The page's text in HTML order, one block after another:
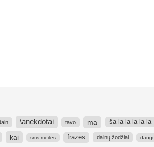
\anekdotai tavo ma ša la la la la la
kai sms meilės frazės dainų žodžiai